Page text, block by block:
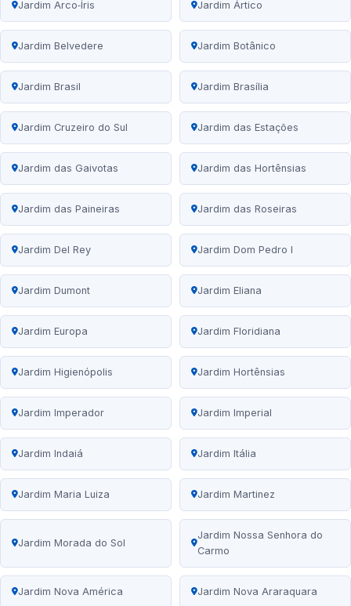
Jardim Arco‑Íris Jardim Ártico
Jardim Belvedere Jardim Botânico
Jardim Brasil Jardim Brasília
Jardim Cruzeiro do Sul Jardim das Estações
Jardim das Gaivotas Jardim das Hortênsias
Jardim das Paineiras Jardim das Roseiras
Jardim Del Rey Jardim Dom Pedro I
Jardim Dumont Jardim Eliana
Jardim Europa Jardim Floridiana
Jardim Higienópolis Jardim Hortênsias
Jardim Imperador Jardim Imperial
Jardim Indaiá Jardim Itália
Jardim Maria Luiza Jardim Martinez
Jardim Morada do Sol
Jardim Nossa Senhora do
Carmo
Jardim Nova América Jardim Nova Araraquara